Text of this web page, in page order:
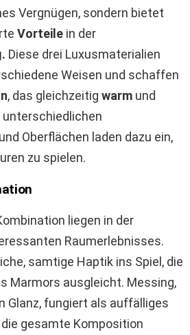
Vergnügen, sondern bietet
Vorteile in der
Diese drei Luxusmaterialien
Weisen und schaffen
, das gleichzeitig warm und
unterschiedlichen
Oberflächen laden dazu ein,
zu spielen.
liegen in der
Raumerlebnisses.
samtige Haptik ins Spiel, die
Marmors ausgleicht. Messing,
Glanz, fungiert als auffälliges
gesamte Komposition